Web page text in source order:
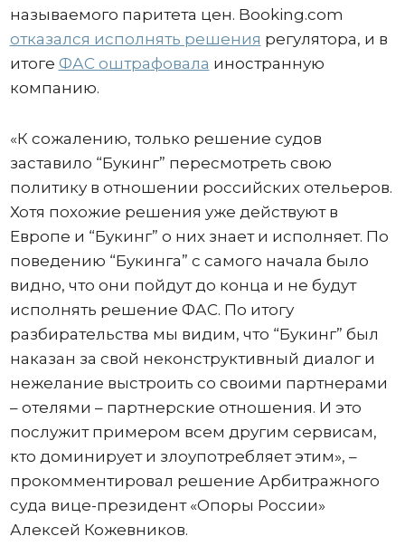
называемого паритета цен. Booking.com
отказался исполнять решения регулятора, и в
итоге ФАС оштрафовала иностранную
компанию.
«К сожалению, только решение судов
заставило “Букинг” пересмотреть свою
политику в отношении российских отельеров.
Хотя похожие решения уже действуют в
Европе и “Букинг” о них знает и исполняет. По
поведению “Букинга” с самого начала было
видно, что они пойдут до конца и не будут
исполнять решение ФАС. По итогу
разбирательства мы видим, что “Букинг” был
наказан за свой неконструктивный диалог и
нежелание выстроить со своими партнерами
– отелями – партнерские отношения. И это
послужит примером всем другим сервисам,
кто доминирует и злоупотребляет этим», –
прокомментировал решение Арбитражного
суда вице-президент «Опоры России»
Алексей Кожевников.